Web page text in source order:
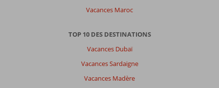
Vacances Maroc
TOP 10 DES DESTINATIONS
Vacances Dubaï
Vacances Sardaigne
Vacances Madère